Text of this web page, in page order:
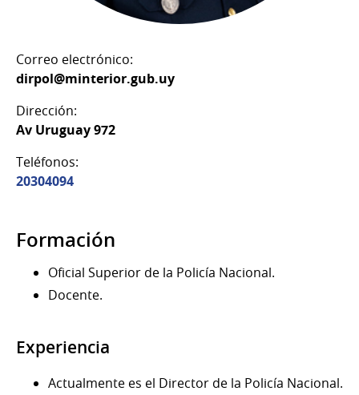
Correo electrónico:
dirpol@minterior.gub.uy
Dirección:
Av Uruguay 972
Teléfonos:
20304094
Formación
Oficial Superior de la Policía Nacional.
Docente.
Experiencia
Actualmente es el Director de la Policía Nacional.